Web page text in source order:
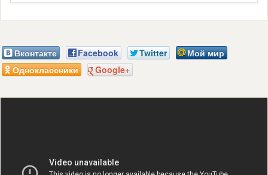
Вконтакте Facebook Twitter
Мой мир
Одноклассники
Google+